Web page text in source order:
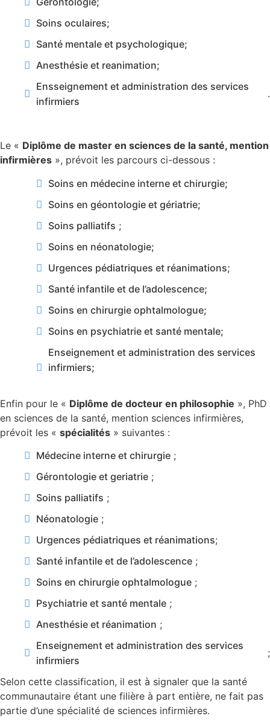
Soins oculaires;
Santé mentale et psychologique;
Anesthésie et reanimation;
Ensseignement et administration des services
infirmiers
.
Le « Diplôme de master en sciences de la santé, mention
infirmières », prévoit les parcours ci-dessous :
Soins en médecine interne et chirurgie;
Soins en géontologie et gériatrie;
Soins palliatifs ;
Soins en néonatologie;
Urgences pédiatriques et réanimations;
Santé infantile et de l’adolescence;
Soins en chirurgie ophtalmologue;
Soins en psychiatrie et santé mentale;
Enseignement et administration des services
infirmiers;
Enfin pour le « Diplôme de docteur en philosophie », PhD
en sciences de la santé, mention sciences infirmières,
prévoit les « spécialités » suivantes :
Médecine interne et chirurgie ;
Gérontologie et geriatrie ;
Soins palliatifs ;
Néonatologie ;
Urgences pédiatriques et réanimations;
Santé infantile et de l’adolescence ;
Soins en chirurgie ophtalmologue ;
Psychiatrie et santé mentale ;
Anesthésie et réanimation ;
Enseignement et administration des services
infirmiers
;
Selon cette classification, il est à signaler que la santé
communautaire étant une filière à part entière, ne fait pas
partie d’une spécialité de sciences infirmières.